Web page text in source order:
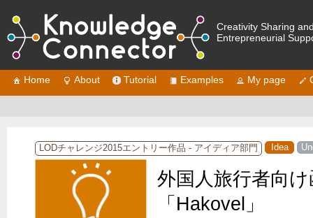
Creativity Sharing
Entrepreneurial
Home About Tutorial Examples My page
LODチャレンジ2015エントリー作品 - アイディア部門 Idea
外国人旅行者向
「Hakovel」